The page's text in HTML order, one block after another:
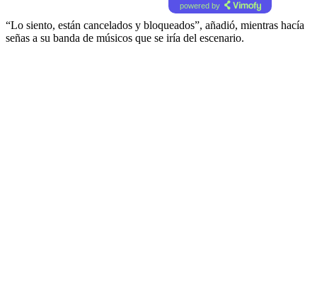
powered by
“Lo siento, están cancelados y bloqueados”, añadió, mientras hacía
señas a su banda de músicos que se iría del escenario.